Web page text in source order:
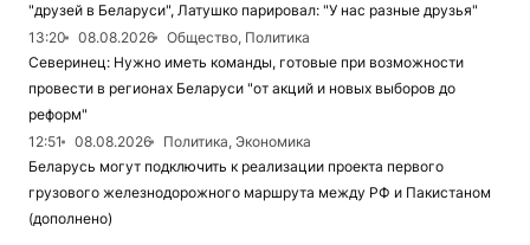
"друзей в Беларуси", Латушко парировал: "У нас разные друзья"
13:20
08.08.2026
Общество, Политика
Северинец: Нужно иметь команды, готовые при возможности
провести в регионах Беларуси "от акций и новых выборов до
реформ"
12:51
08.08.2026
Политика, Экономика
Беларусь могут подключить к реализации проекта первого
грузового железнодорожного маршрута между РФ и Пакистаном
(дополнено)